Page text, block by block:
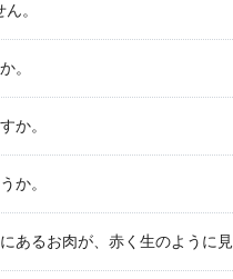
。
。
か。
か。
るお肉が、赤く生のように